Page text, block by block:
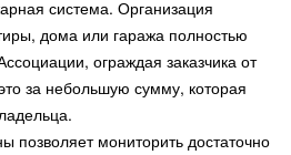
система. Организация
дома или гаража полностью
ограждая заказчика от
за небольшую сумму, которая
позволяет мониторить достаточно